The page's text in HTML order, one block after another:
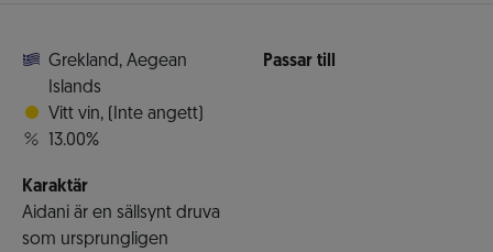
Grekland, Aegean
Islands
Vitt vin,
(Inte angett)
13.00%
Karaktär
Aidani är en sällsynt druva
som ursprungligen
Passar till